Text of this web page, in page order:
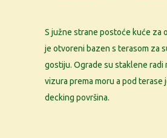
S južne strane postoće kuće za
je otvoreni bazen s terasom za
gostiju. Ograde su staklene radi
vizura prema moru a pod terase
decking površina.